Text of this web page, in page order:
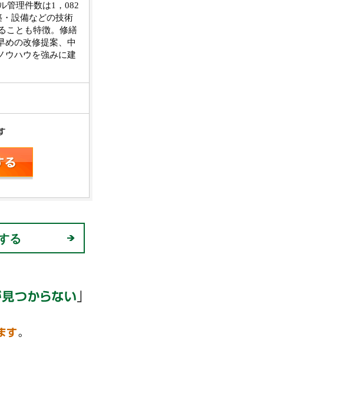
管理件数は1，082
設備などの技術
ことも特徴。修繕
めの改修提案、中
ウハウを強みに建
る